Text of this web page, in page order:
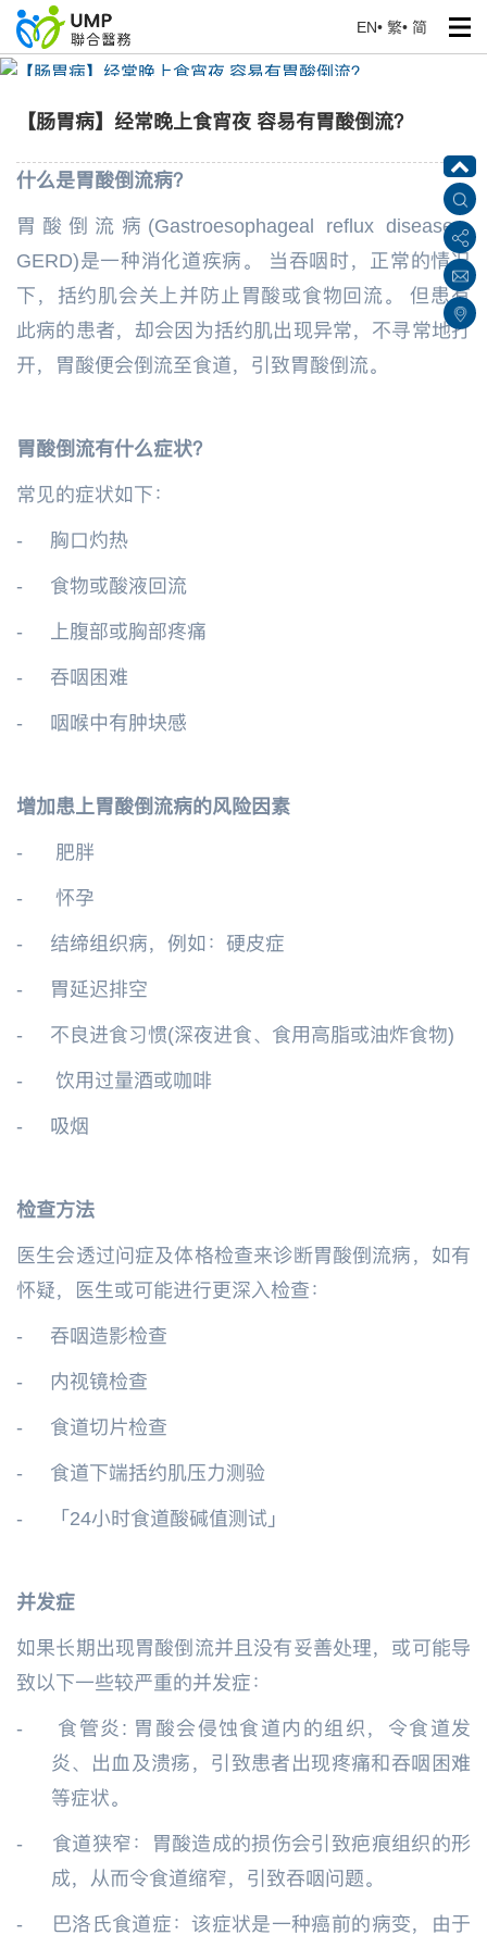
EN• 繁• 简
【肠胃病】经常晚上食宵夜 容易有胃酸倒流？
【肠胃病】经常晚上食宵夜 容易有胃酸倒流？
什么是胃酸倒流病？
胃酸倒流病(Gastroesophageal reflux disease ,
GERD)是一种消化道疾病。 当吞咽时，正常的情况
下，括约肌会关上并防止胃酸或食物回流。 但患有
此病的患者，却会因为括约肌出现异常，不寻常地打
开，胃酸便会倒流至食道，引致胃酸倒流。
胃酸倒流有什么症状？
常见的症状如下：
- 胸口灼热
- 食物或酸液回流
- 上腹部或胸部疼痛
- 吞咽困难
- 咽喉中有肿块感
增加患上胃酸倒流病的风险因素
- 肥胖
- 怀孕
- 结缔组织病，例如：硬皮症
- 胃延迟排空
- 不良进食习惯(深夜进食、食用高脂或油炸食物)
- 饮用过量酒或咖啡
- 吸烟
检查方法
医生会透过问症及体格检查来诊断胃酸倒流病，如有
怀疑，医生或可能进行更深入检查：
- 吞咽造影检查
- 内视镜检查
- 食道切片检查
- 食道下端括约肌压力测验
- 「24小时食道酸碱值测试」
并发症
如果长期出现胃酸倒流并且没有妥善处理，或可能导
致以下一些较严重的并发症：
- 食管炎: 胃酸会侵蚀食道内的组织，令食道发
炎、出血及溃疡，引致患者出现疼痛和吞咽困难
等症状。
- 食道狭窄：胃酸造成的损伤会引致疤痕组织的形
成，从而令食道缩窄，引致吞咽问题。
- 巴洛氏食道症：该症状是一种癌前的病变，由于